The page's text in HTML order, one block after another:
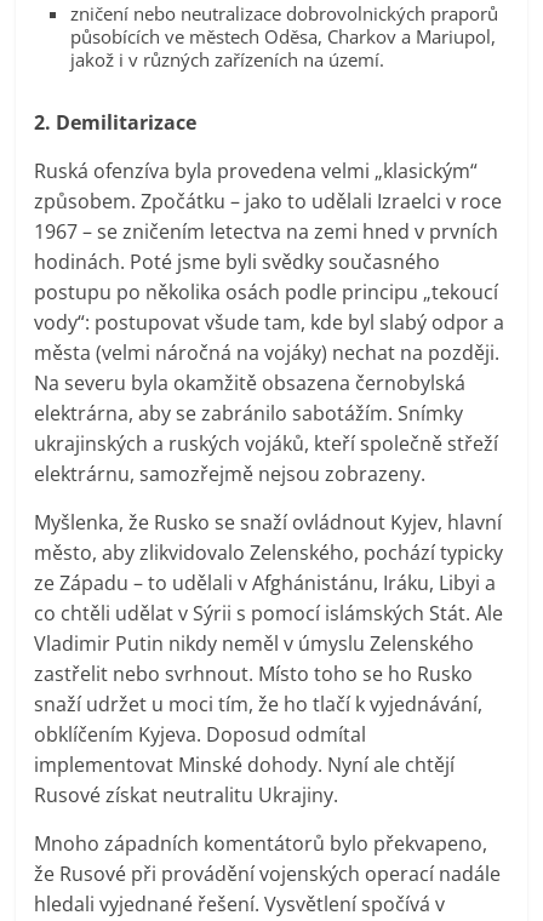
zničení nebo neutralizace dobrovolnických praporů
působících ve městech Oděsa, Charkov a Mariupol,
jakož i v různých zařízeních na území.
2. Demilitarizace
Ruská ofenzíva byla provedena velmi „klasickým“
způsobem. Zpočátku – jako to udělali Izraelci v roce
1967 – se zničením letectva na zemi hned v prvních
hodinách. Poté jsme byli svědky současného
postupu po několika osách podle principu „tekoucí
vody“: postupovat všude tam, kde byl slabý odpor a
města (velmi náročná na vojáky) nechat na později.
Na severu byla okamžitě obsazena černobylská
elektrárna, aby se zabránilo sabotážím. Snímky
ukrajinských a ruských vojáků, kteří společně střeží
elektrárnu, samozřejmě nejsou zobrazeny.
Myšlenka, že Rusko se snaží ovládnout Kyjev, hlavní
město, aby zlikvidovalo Zelenského, pochází typicky
ze Západu – to udělali v Afghánistánu, Iráku, Libyi a
co chtěli udělat v Sýrii s pomocí islámských Stát. Ale
Vladimir Putin nikdy neměl v úmyslu Zelenského
zastřelit nebo svrhnout. Místo toho se ho Rusko
snaží udržet u moci tím, že ho tlačí k vyjednávání,
obklíčením Kyjeva. Doposud odmítal
implementovat Minské dohody. Nyní ale chtějí
Rusové získat neutralitu Ukrajiny.
Mnoho západních komentátorů bylo překvapeno,
že Rusové při provádění vojenských operací nadále
hledali vyjednané řešení. Vysvětlení spočívá v